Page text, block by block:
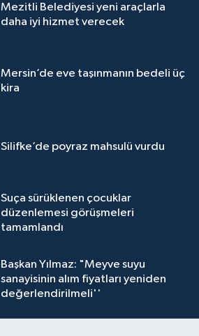
Mezitli Belediyesi yeni araçlarla
daha iyi hizmet verecek
Mersin’de eve taşınmanın bedeli üç
kira
Silifke’de poyraz mahsulü vurdu
Suça sürüklenen çocuklar
düzenlemesi görüşmeleri
tamamlandı
Başkan Yılmaz: "Meyve suyu
sanayisinin alım fiyatları yeniden
değerlendirilmeli''